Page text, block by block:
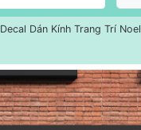
Decal Dán Kính Trang Trí Noel